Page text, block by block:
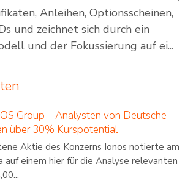
Anleihen, Optionsscheinen,
und zeichnet sich durch ein
und der Fokussierung auf ei...
Group – Analysten von Deutsche
über 30% Kurspotential
Aktie des Konzerns Ionos notierte am
auf einem hier für die Analyse relevanten